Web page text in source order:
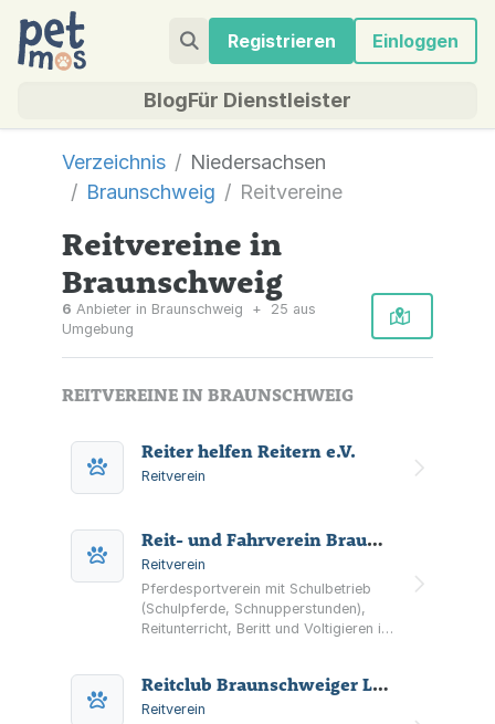
Registrieren Einloggen
BlogFür Dienstleister
Verzeichnis
Niedersachsen
Braunschweig
Reitvereine
Reitvereine in
Braunschweig
6 Anbieter in Braunschweig +
25 aus
Umgebung
REITVEREINE IN BRAUNSCHWEIG
Reiter helfen Reitern e.V.
Reitverein
Reit- und Fahrverein Braunschweig e.V.
Reitverein
Pferdesportverein mit Schulbetrieb
(Schulpferde, Schnupperstunden),
Reitunterricht, Beritt und Voltigieren in
Vereinsangeboten.
Reitclub Braunschweiger Land e.V.
Reitverein